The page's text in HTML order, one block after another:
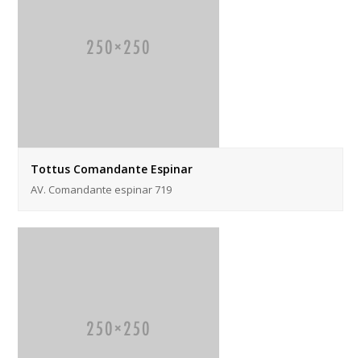
Tottus Comandante Espinar
AV. Comandante espinar 719